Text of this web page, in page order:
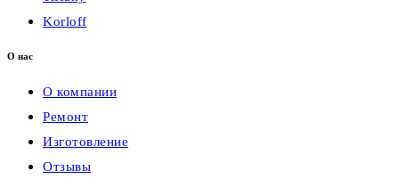
Korloff
О нас
О компании
Ремонт
Изготовление
Отзывы